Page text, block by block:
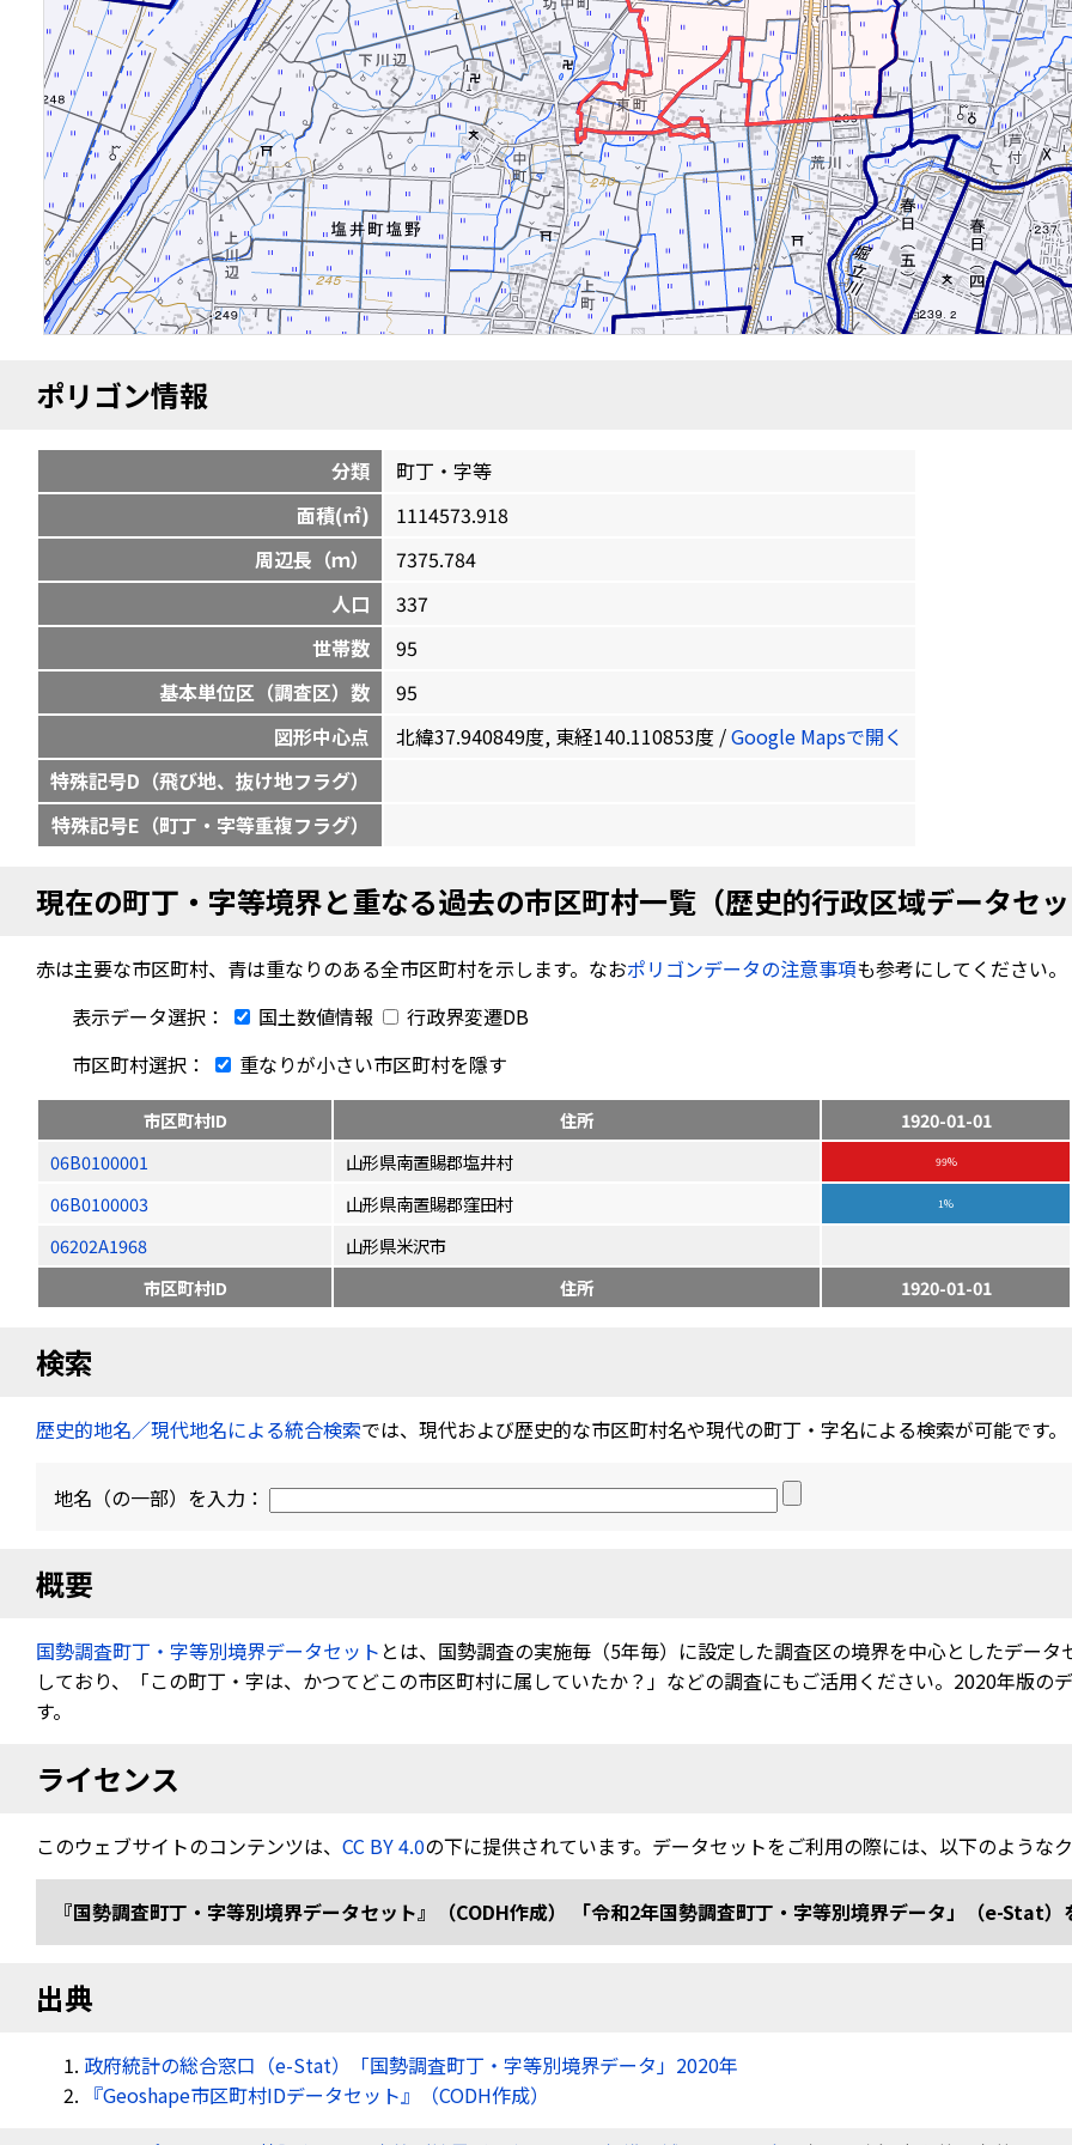
ポリゴン情報
分類
町丁・字等
面積(㎡)
1114573.918
周辺長（ｍ）
7375.784
人口
337
世帯数
95
基本単位区（調査区）数
95
図形中心点
北緯37.940849度, 東経140.110853度 /Google Mapsで開く
特殊記号D（飛び地、抜け地フラグ）
特殊記号E（町丁・字等重複フラグ）
現在の町丁・字等境界と重なる過去の市区町村一覧（歴史的行政区域データセ
赤は主要な市区町村、青は重なりのある全市区町村を示します。なおポリゴンデータの注意事項も参考にしてください。
表示データ選択：
国土数値情報
行政界変遷DB
市区町村選択：
重なりが小さい市区町村を隱す
市区町村ID 住所
1920-01-01
06B0100001
山形県南置賜郡塩井村 99%
06B0100003 山形県南置賜郡窪田村 1%
06202A1968
山形県米沢市
市区町村ID
住所 1920-01-01
検索
歴史的地名／現代地名による統合検索では、現代および歴史的な市区町村名や現代の町丁・字名による検索が可能です。
地名（の一部）を入力：
概要
国勢調査町丁・字等別境界データセット とは、国勢調査の実施毎（5年毎）に設定した調査区の境界を中心としたデータ
しており、「この町丁・字は、かつてどこの市区町村に属していたか？」などの調査にもご活用ください。2020年版
す。
ライセンス
このウェブサイトのコンテンツは、 CC BY 4.0の下に提供されています。データセットをご利用の際には、以下のような
『国勢調査町丁・字等別境界データセット』（CODH作成） 「令和2年国勢調査町丁・字等別境界データ」（e-Stat
出典
政府統計の総合窓口（e-Stat）「国勢調査町丁・字等別境界データ」2020年
『Geoshape市区町村IDデータセット』（CODH作成）